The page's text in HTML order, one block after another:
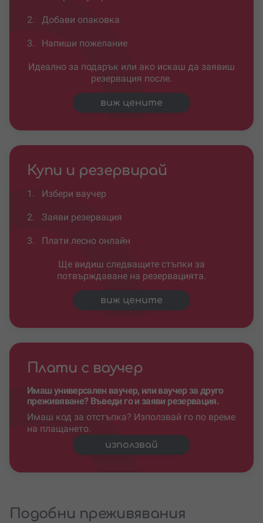
2. Добави опаковка
3. Напиши пожелание
Идеално за подарък или ако искаш да заявиш
резервация после.
виж цените
Купи и резервирай
1. Избери ваучер
2. Заяви резервация
3. Плати лесно онлайн
Ще видиш следващите стъпки за
потвърждаване на резервацията.
виж цените
Плати с ваучер
Имаш универсален ваучер, или ваучер за друго
преживяване? Въведи го и заяви резервация.
Имаш код за отстъпка? Използвай го по време
на плащането.
използвай
Подобни преживявания